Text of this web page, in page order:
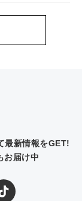
最新情報をGET!
お届け中